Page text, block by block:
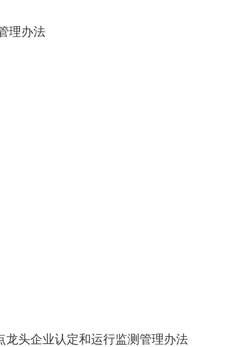
理办法
龙头企业认定和运行监测管理办法